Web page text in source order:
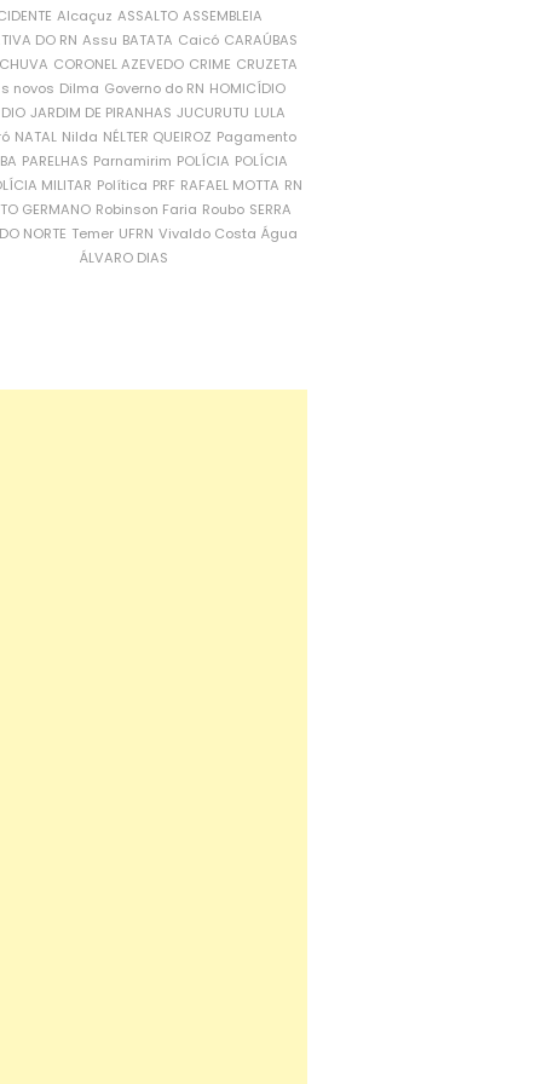
Alcaçuz ASSALTO ASSEMBLEIA
DO RN Assu BATATA Caicó CARAÚBAS
CORONEL AZEVEDO CRIME CRUZETA
novos Dilma Governo do RN HOMICÍDIO
JARDIM DE PIRANHAS JUCURUTU LULA
NATAL Nilda NÉLTER QUEIROZ Pagamento
PARELHAS Parnamirim POLÍCIA POLÍCIA
MILITAR Política PRF RAFAEL MOTTA RN
GERMANO Robinson Faria Roubo SERRA
NORTE Temer UFRN Vivaldo Costa Água
ÁLVARO DIAS